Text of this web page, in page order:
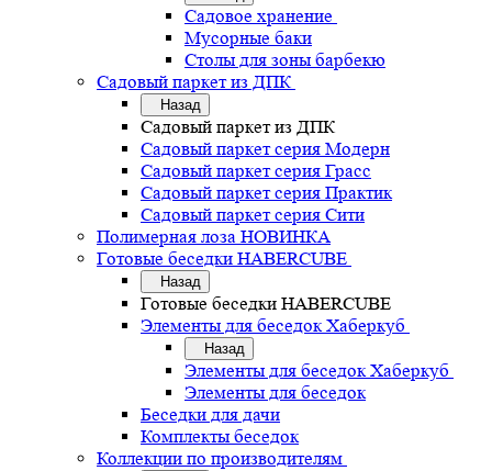
Садовое хранение
Мусорные баки
Столы для зоны барбекю
Садовый паркет из ДПК
Назад
Садовый паркет из ДПК
Садовый паркет серия Mодерн
Садовый паркет серия Грасс
Садовый паркет серия Практик
Садовый паркет серия Сити
Полимерная лоза НОВИНКА
Готовые беседки HABERCUBE
Назад
Готовые беседки HABERCUBE
Элементы для беседок Хаберкуб
Назад
Элементы для беседок Хаберкуб
Элементы для беседок
Беседки для дачи
Комплекты беседок
Коллекции по производителям